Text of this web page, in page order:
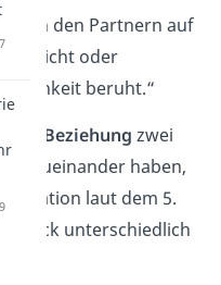
den Partnern auf
oder
beruht.“
Beziehung zwei
zueinander haben,
laut dem 5.
unterschiedlich